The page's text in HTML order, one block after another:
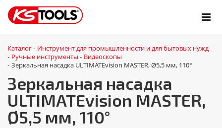
Каталог - Инструмент для промышленности и для бытовых нужд
- Ручные инструменты - Видеоскопы
- Зеркальная насадка ULTIMATEvision MASTER, Ø5,5 мм, 110°
Зеркальная насадка
ULTIMATEvision MASTER,
Ø5,5 мм, 110°